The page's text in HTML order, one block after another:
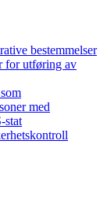
bestemmelser
for utføring av
med
stat